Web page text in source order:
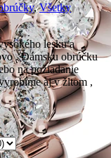
, Všetky
lesku a
. Dámsku obrúčku
na požiadanie
aj v žltom ,